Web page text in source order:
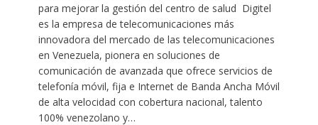
para mejorar la gestión del centro de salud Digitel
es la empresa de telecomunicaciones más
innovadora del mercado de las telecomunicaciones
en Venezuela, pionera en soluciones de
comunicación de avanzada que ofrece servicios de
telefonía móvil, fija e Internet de Banda Ancha Móvil
de alta velocidad con cobertura nacional, talento
100% venezolano y…